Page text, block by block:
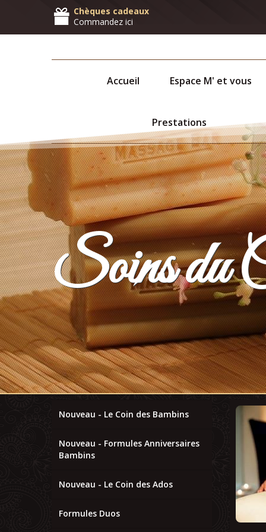
Chèques cadeaux
Commandez ici
Accueil Espace M' et vous
Prestations
Soins du
Nouveau - Le Coin des Bambins
Nouveau - Formules Anniversaires
Bambins
Nouveau - Le Coin des Ados
Formules Duos